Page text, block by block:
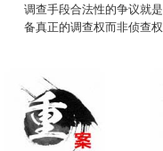
调查手段合法性的争议就
备真正的调查权而非侦查权